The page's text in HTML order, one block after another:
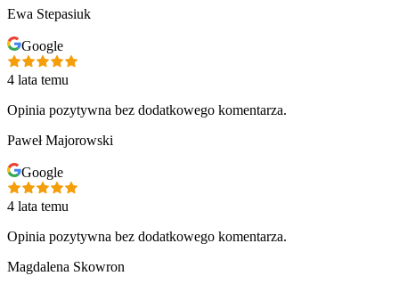
Ewa Stepasiuk
Google
4 lata temu
Opinia pozytywna bez dodatkowego komentarza.
Paweł Majorowski
Google
4 lata temu
Opinia pozytywna bez dodatkowego komentarza.
Magdalena Skowron